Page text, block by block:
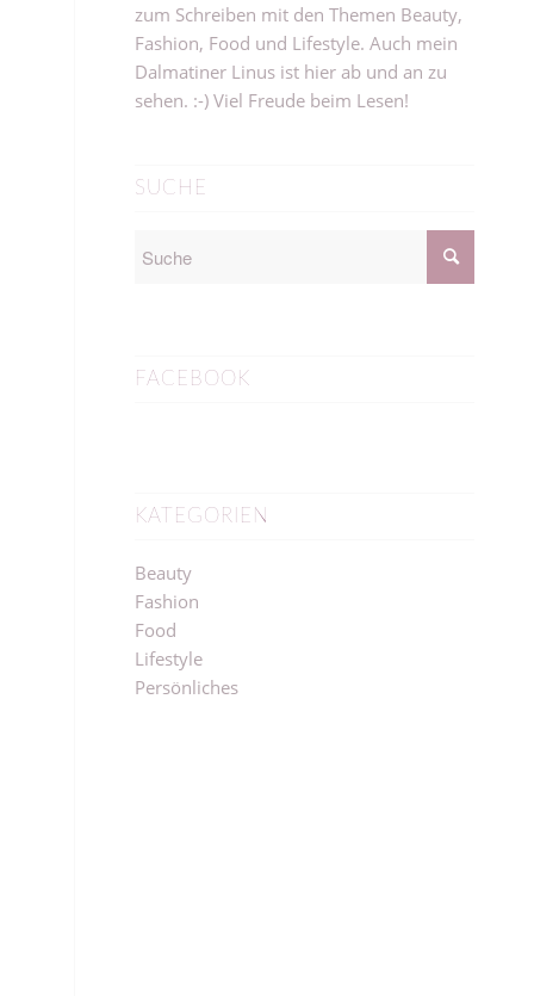
zum Schreiben mit den Themen Beauty,
Fashion, Food und Lifestyle. Auch mein
Dalmatiner Linus ist hier ab und an zu
sehen. :-) Viel Freude beim Lesen!
SUCHE
FACEBOOK
KATEGORIEN
Beauty
Fashion
Food
Lifestyle
Persönliches